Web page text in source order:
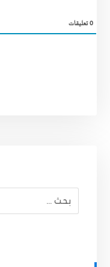
0تعليقات